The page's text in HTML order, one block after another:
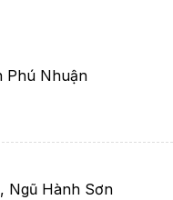
Phú Nhuận
Ngũ Hành Sơn